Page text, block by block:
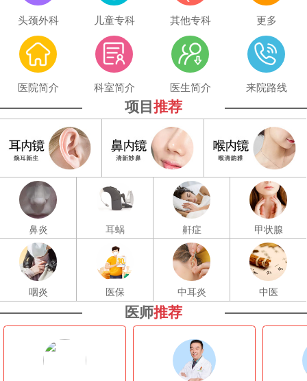
头颈外科 儿童专科 其他专科 更多
医院简介 科室简介 医生简介 来院路线
项目 推荐
鼻炎 耳蜗 鼾症 甲状腺
咽炎 医保 中耳炎 中医
医师推荐